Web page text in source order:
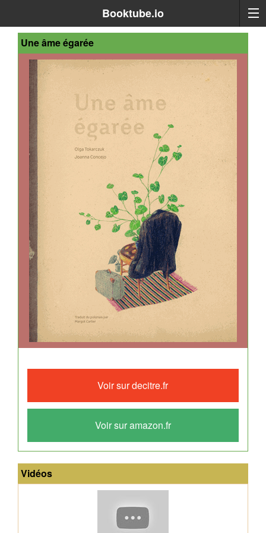
Booktube.io
Une âme égarée
Voir sur decitre.fr
Voir sur amazon.fr
Vidéos